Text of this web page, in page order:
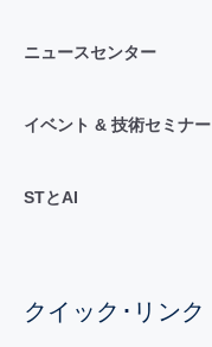
ニュースセンター
イベント & 技術セミナー
STとAI
クイック･リンク